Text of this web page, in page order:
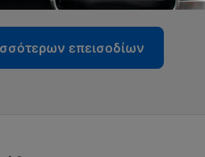
επεισοδίων